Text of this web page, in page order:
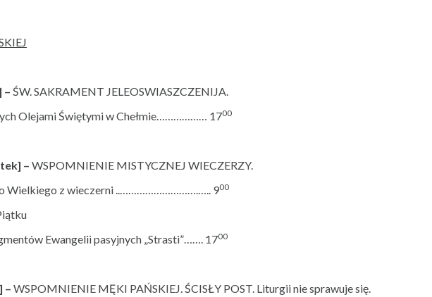
– ŚW. SAKRAMENT JELEOSWIASZCZENIJA.
Olejami Świętymi w Chełmie……………… 1700
– WSPOMNIENIE MISTYCZNEJ WIECZERZY.
Wielkiego z wieczerni ..……………………….….. 900
Ewangelii pasyjnych „Strasti”……. 1700
– WSPOMNIENIE MĘKI PAŃSKIEJ. ŚCISŁY POST. Liturgii nie sprawuje się.